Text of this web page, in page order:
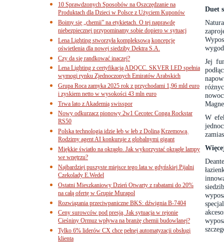
Duet
Jej
W
10 Sprawdzonych Sposobów na Oszczędzanie na
Produktach dla Dzieci w Polsce z Użyciem Kuponów
Boimy się „chemii” na etykietach. O tej naprawdę
niebezpiecznej przypominamy sobie dopiero w sytuacj
Lena Lighting stworzyła kompleksową koncepcję
oświetlenia dla nowej siedziby Dektra S.A.
Czy da się randkować inaczej?
Lena Lighting z certyfikacją ADQCC. SKVER LED spełnia
wymogi rynku Zjednoczonych Emiratów Arabskich
Grupa Roca zamyka 2025 rok z przychodami 1,96 mld euro
i zyskiem netto w wysokości 43 mln euro
Trwa lato z Akademią swisspor
Nowy odkurzacz pionowy 2w1 Cecotec Conga Rockstar
RS50
Polska technologia idzie łeb w łeb z Doliną Krzemową.
Rodzimy agent AI konkuruje z globalnymi gigant
Miękkie światło na okrągło. Jak wykorzystać okrągłe lampy
we wnętrzu?
Najbardziej puszyste miejsce tego lata w gdyńskiej Pijalni
Czekolady E.Wedel
Ostatni Mieszkaniowy Dzień Otwarty z rabatami do 20%
na całą ofertę w Grupie Murapol
Rozwiązania przeciwpaniczne BKS: dźwignia B-7404
Ceny surowców pod presją. Jak sytuacja w rejonie
Cieśniny Ormuz wpływa na branżę chemii budowlanej?
Tylko 6% liderów CX chce pełnej automatyzacji obsługi
klienta